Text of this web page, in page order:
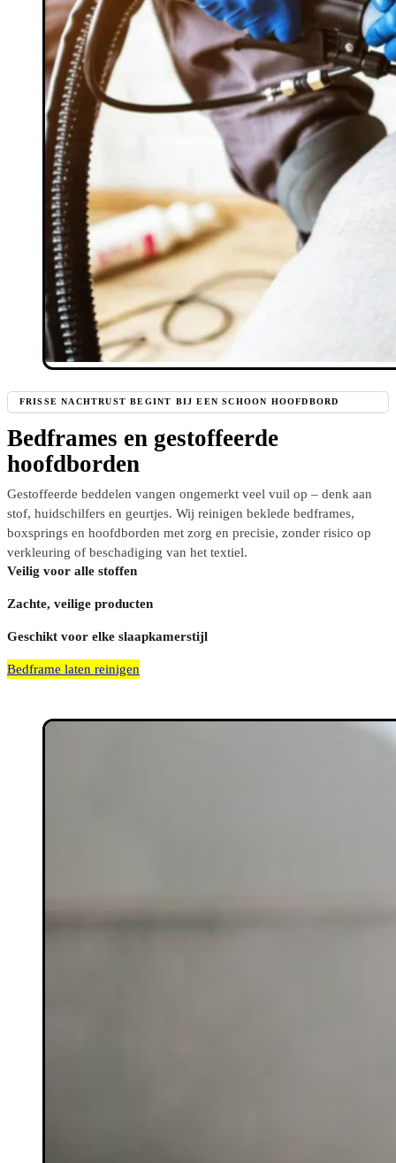
FRISSE NACHTRUST BEGINT BIJ EEN SCHOON HOOFDBORD
Bedframes en gestoffeerde
hoofdborden
Gestoffeerde beddelen vangen ongemerkt veel vuil op – denk aan
stof, huidschilfers en geurtjes. Wij reinigen beklede bedframes,
boxsprings en hoofdborden met zorg en precisie, zonder risico op
verkleuring of beschadiging van het textiel.
Veilig voor alle stoffen
Zachte, veilige producten
Geschikt voor elke slaapkamerstijl
Bedframe laten reinigen